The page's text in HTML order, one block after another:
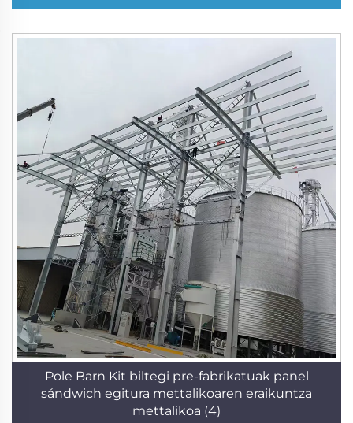
Pole Barn Kit biltegi pre-fabrikatuak panel
sándwich egitura mettalikoaren eraikuntza
mettalikoa (4)